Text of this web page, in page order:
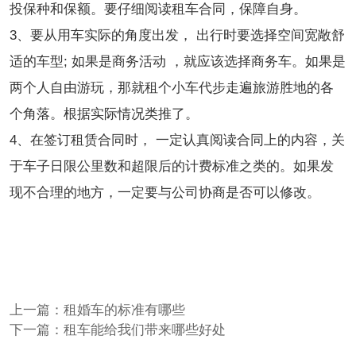
投保种和保额。要仔细阅读租车合同，保障自身。
3、要从用车实际的角度出发， 出行时要选择空间宽敞舒
适的车型; 如果是商务活动 ，就应该选择商务车。如果是
两个人自由游玩，那就租个小车代步走遍旅游胜地的各
个角落。根据实际情况类推了。
4、在签订租赁合同时， 一定认真阅读合同上的内容，关
于车子日限公里数和超限后的计费标准之类的。如果发
现不合理的地方，一定要与公司协商是否可以修改。
上一篇： 租婚车的标准有哪些
下一篇： 租车能给我们带来哪些好处